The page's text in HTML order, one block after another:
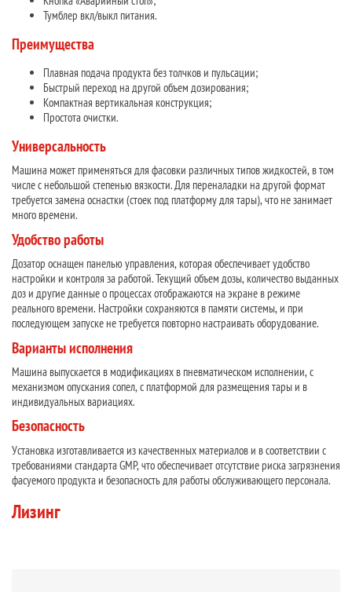
Тумблер вкл/выкл питания.
Преимущества
Плавная подача продукта без толчков и пульсации;
Быстрый переход на другой объем дозирования;
Компактная вертикальная конструкция;
Простота очистки.
Универсальность
Машина может применяться для фасовки различных типов жидкостей, в том
числе с небольшой степенью вязкости. Для переналадки на другой формат
требуется замена оснастки (стоек под платформу для тары), что не занимает
много времени.
Удобство работы
Дозатор оснащен панелью управления, которая обеспечивает удобство
настройки и контроля за работой. Текущий объем дозы, количество выданных
доз и другие данные о процессах отображаются на экране в режиме
реального времени. Настройки сохраняются в памяти системы, и при
последующем запуске не требуется повторно настраивать оборудование.
Варианты исполнения
Машина выпускается в модификациях в пневматическом исполнении, с
механизмом опускания сопел, с платформой для размещения тары и в
индивидуальных вариациях.
Безопасность
Установка изготавливается из качественных материалов и в соответствии с
требованиями стандарта GMP, что обеспечивает отсутствие риска загрязнения
фасуемого продукта и безопасность для работы обслуживающего персонала.
Лизинг